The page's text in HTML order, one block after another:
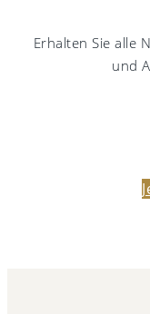
Erhalten Sie alle
und